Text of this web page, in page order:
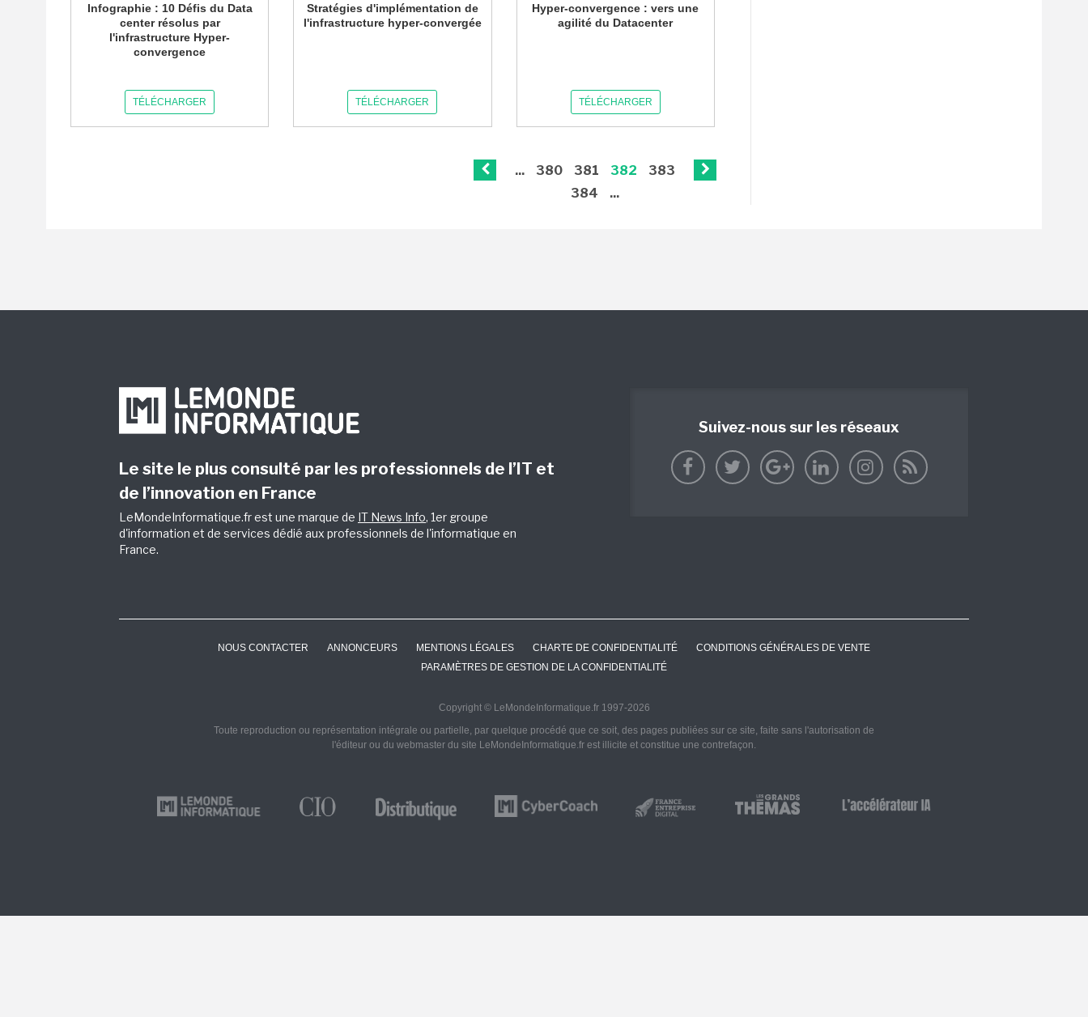
Infographie : 10 Défis du Data
center résolus par
l'infrastructure Hyper-
convergence
TÉLÉCHARGER
Stratégies d'implémentation de
l'infrastructure hyper-convergée
TÉLÉCHARGER
Hyper-convergence : vers une
agilité du Datacenter
TÉLÉCHARGER
... 380 381 382
383
384
...
Le site le plus consulté par les professionnels de l’IT et
de l’innovation en France
LeMondeInformatique.fr est une marque de IT News Info, 1er groupe
d'information et de services dédié aux professionnels de l'informatique en
France.
Suivez-nous sur les réseaux
NOUS CONTACTER ANNONCEURS MENTIONS LÉGALES CHARTE DE CONFIDENTIALITÉ
CONDITIONS GÉNÉRALES DE VENTE
PARAMÈTRES DE GESTION DE LA CONFIDENTIALITÉ
Copyright © LeMondeInformatique.fr 1997-2026
Toute reproduction ou représentation intégrale ou partielle, par quelque procédé que ce soit, des pages publiées sur ce site, faite sans l'autorisation de
l'éditeur ou du webmaster du site LeMondeInformatique.fr est illicite et constitue une contrefaçon.